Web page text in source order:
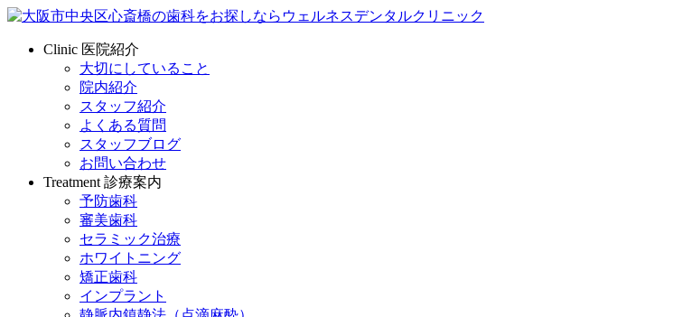
Clinic 医院紹介
大切にしていること
院内紹介
スタッフ紹介
よくある質問
スタッフブログ
お問い合わせ
Treatment 診療案内
予防歯科
審美歯科
セラミック治療
ホワイトニング
矯正歯科
インプラント